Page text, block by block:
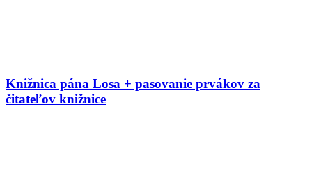
Knižnica pána Losa + pasovanie prvákov za
čitateľov knižnice